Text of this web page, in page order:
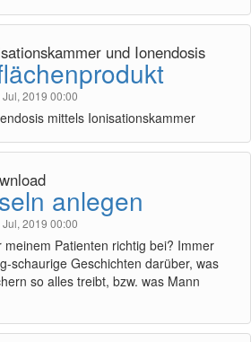
und Ionendosis
Jul, 2019 00:00
mittels Ionisationskammer
anlegen
Jul, 2019 00:00
Patienten richtig bei? Immer
schaurige Geschichten darüber, was
so alles treibt, bzw. was Mann